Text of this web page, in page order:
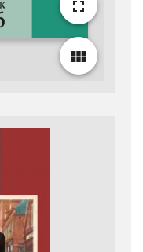
fullscreen
view_module